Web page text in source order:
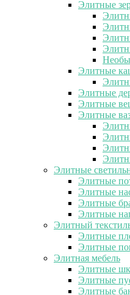
Элитные
Элитные
Элитные
Элитные
Элитные
Элитные
Элитные
Элитные
Элитные
Элитные
Элитный
Элитные
Элитные
Элитная мебель
Элитные
Элитные
Элитные